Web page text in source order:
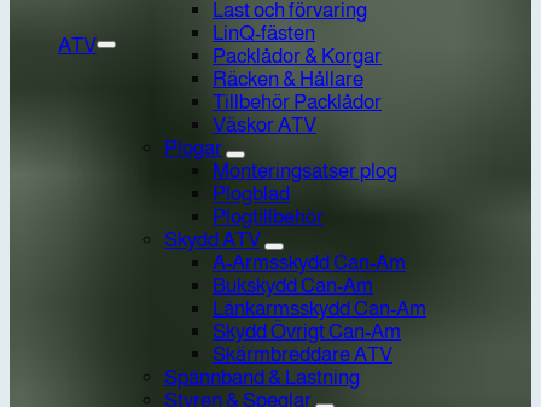
ATV
Last och förvaring
LinQ-fästen
Packlådor & Korgar
Räcken & Hållare
Tillbehör Packlådor
Väskor ATV
Plogar
Monteringsatser plog
Plogblad
Plogtillbehör
Skydd ATV
A-Armsskydd Can-Am
Bukskydd Can-Am
Länkarmsskydd Can-Am
Skydd Övrigt Can-Am
Skärmbreddare ATV
Spännband & Lastning
Styren & Speglar